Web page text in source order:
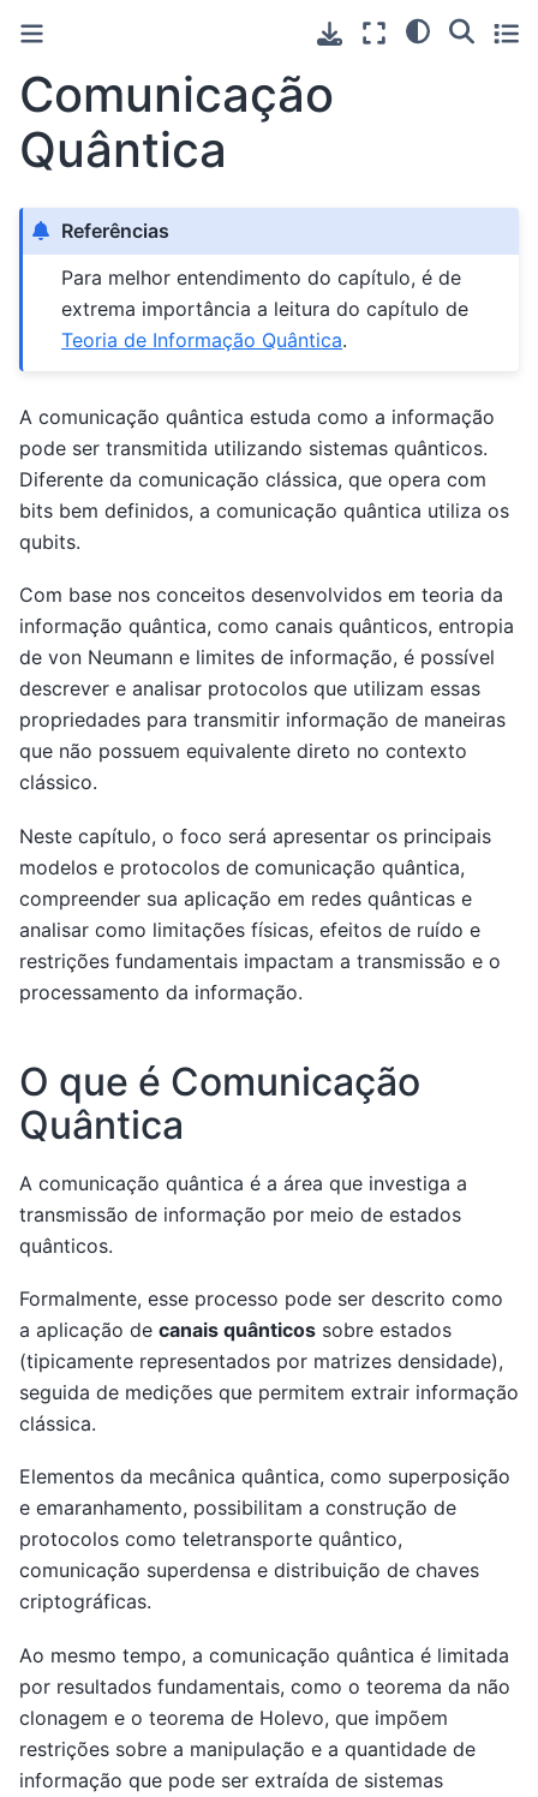
Comunicação
Quântica
Referências
Para melhor entendimento do capítulo, é de
extrema importância a leitura do capítulo de
Teoria de Informação Quântica.
A comunicação quântica estuda como a informação
pode ser transmitida utilizando sistemas quânticos.
Diferente da comunicação clássica, que opera com
bits bem definidos, a comunicação quântica utiliza os
qubits.
Com base nos conceitos desenvolvidos em teoria da
informação quântica, como canais quânticos, entropia
de von Neumann e limites de informação, é possível
descrever e analisar protocolos que utilizam essas
propriedades para transmitir informação de maneiras
que não possuem equivalente direto no contexto
clássico.
Neste capítulo, o foco será apresentar os principais
modelos e protocolos de comunicação quântica,
compreender sua aplicação em redes quânticas e
analisar como limitações físicas, efeitos de ruído e
restrições fundamentais impactam a transmissão e o
processamento da informação.
O que é Comunicação
Quântica
A comunicação quântica é a área que investiga a
transmissão de informação por meio de estados
quânticos.
Formalmente, esse processo pode ser descrito como
a aplicação de canais quânticos sobre estados
(tipicamente representados por matrizes densidade),
seguida de medições que permitem extrair informação
clássica.
Elementos da mecânica quântica, como superposição
e emaranhamento, possibilitam a construção de
protocolos como teletransporte quântico,
comunicação superdensa e distribuição de chaves
criptográficas.
Ao mesmo tempo, a comunicação quântica é limitada
por resultados fundamentais, como o teorema da não
clonagem e o teorema de Holevo, que impõem
restrições sobre a manipulação e a quantidade de
informação que pode ser extraída de sistemas